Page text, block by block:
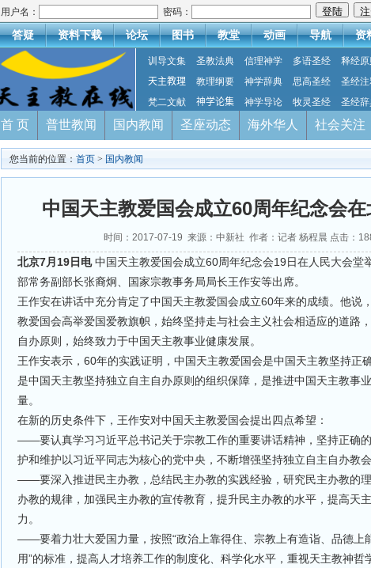
用户名： 密码：
答疑 资料下载 论坛 图书 教堂 动画 导航 资
训导文集 圣教法典 信理神学 多语圣经 释经原
天主教理
教理纲要 神学辞典 思高圣经 圣经
梵二文献
神学论集 神学导论 牧灵圣经 圣经
首 页 普世教闻 国内教闻 圣座动态 海外华人 社会关注
您当前的位置： 首页 > 国内教闻
中国天主教爱国会成立60周年纪念会
时间：2017-07-19 来源：中新社 作者：记者 杨程晨 点击：
北京7月19日电中国天主教爱国会成立60周年纪念会19日在人民大会堂
部常务副部长张裔炯、国家宗教事务局局长王作安等出席。
王作安在讲话中充分肯定了中国天主教爱国会成立60年来的成绩。他说
教爱国会高举爱国爱教旗帜，始终坚持走与社会主义社会相适应的道路
自办原则，始终致力于中国天主教事业健康发展。
王作安表示，60年的实践证明，中国天主教爱国会是中国天主教坚持正
是中国天主教坚持独立自主自办原则的组织保障，是推进中国天主教事
量。
在新的历史条件下，王作安对中国天主教爱国会提出四点希望：
——要认真学习习近平总书记关于宗教工作的重要讲话精神，坚持正确
护和维护以习近平同志为核心的党中央，不断增强坚持独立自主自办教会
——要深入推进民主办教，总结民主办教的实践经验，研究民主办教的
办教的规律，加强民主办教的宣传教育，提升民主办教的水平，提高天
力。
——要着力壮大爱国力量，按照“政治上靠得住、宗教上有造诣、品德上
用”的标准，提高人才培养工作的制度化、科学化水平，重视天主教神哲